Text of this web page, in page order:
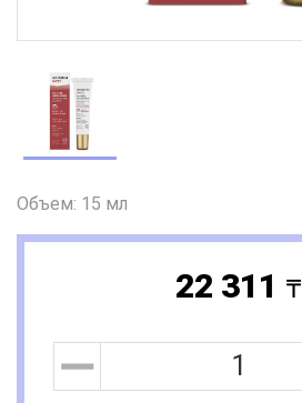
Объем: 15 мл
22 311 a